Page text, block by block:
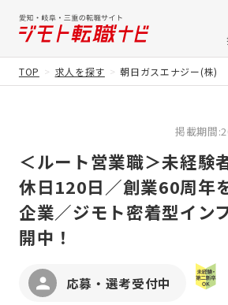
TOP 求人を探す 朝日ガスエナジー(株)
掲載期間
＜ルート営業職＞未経験
休日120日／創業60周年
企業／ジモト密着型イン
開中！
応募・選考受付中